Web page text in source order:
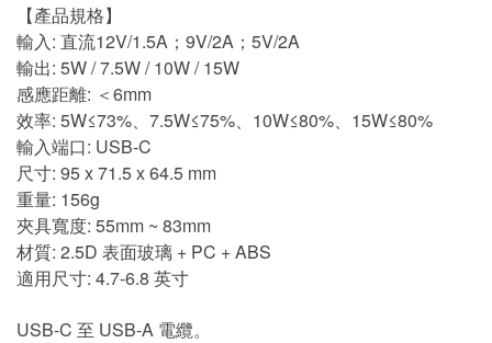
【產品規格】
輸入: 直流12V/1.5A；9V/2A；5V/2A
輸出: 5W / 7.5W / 10W / 15W
感應距離: ＜6mm
效率: 5W≤73%、7.5W≤75%、10W≤80%、15W≤80%
輸入端口: USB-C
尺寸: 95 x 71.5 x 64.5 mm
重量: 156g
夾具寬度: 55mm ~ 83mm
材質: 2.5D 表面玻璃 + PC + ABS
適用尺寸: 4.7-6.8 英寸
USB-C 至 USB-A 電纜。